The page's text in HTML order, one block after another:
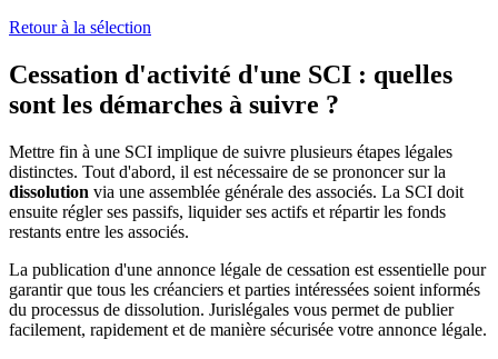
Retour à la sélection
Cessation d'activité d'une SCI : quelles
sont les démarches à suivre ?
Mettre fin à une SCI implique de suivre plusieurs étapes légales
distinctes. Tout d'abord, il est nécessaire de se prononcer sur la
dissolution via une assemblée générale des associés. La SCI doit
ensuite régler ses passifs, liquider ses actifs et répartir les fonds
restants entre les associés.
La publication d'une annonce légale de cessation est essentielle pour
garantir que tous les créanciers et parties intéressées soient informés
du processus de dissolution. Jurislégales vous permet de publier
facilement, rapidement et de manière sécurisée votre annonce légale.